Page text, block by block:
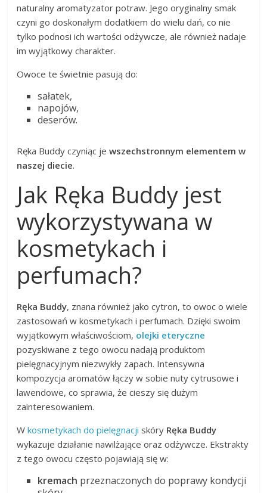
naturalny aromatyzator potraw. Jego oryginalny smak
czyni go doskonałym dodatkiem do wielu dań, co nie
tylko podnosi ich wartości odżywcze, ale również nadaje
im wyjątkowy charakter.
Owoce te świetnie pasują do:
sałatek,
napojów,
deserów.
Ręka Buddy czyniąc jewszechstronnym elementem w
naszej diecie.
Jak Ręka Buddy jest
wykorzystywana w
kosmetykach i
perfumach?
Ręka Buddy, znana również jako cytron, to owoc o wiele
zastosowań w kosmetykach i perfumach. Dzięki swoim
wyjątkowym właściwościom, olejki eteryczne
pozyskiwane z tego owocu nadają produktom
pielęgnacyjnym niezwykły zapach. Intensywna
kompozycja aromatów łączy w sobie nuty cytrusowe i
lawendowe, co sprawia, że cieszy się dużym
zainteresowaniem.
Wkosmetykach do pielęgnacji skóry Ręka Buddy
wykazuje działanie nawilżające oraz odżywcze. Ekstrakty
z tego owocu często pojawiają się w:
kremach przeznaczonych do poprawy kondycji